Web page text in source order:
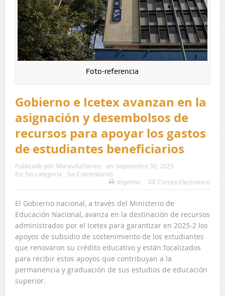
Foto-referencia
Gobierno e Icetex avanzan en la
asignación y desembolsos de
recursos para apoyar los gastos
de estudiantes beneficiarios
Publicado por: MaravillaStereo on: septiembre 30, 2025
En: Sin categoría
Sin Comentarios
Imprimir
Correo Electrónico
El Gobierno nacional, a través del Ministerio de
Educación Nacional, avanza en la destinación de recursos
administrados por el Icetex para garantizar en 2025-2 los
apoyos de subsidio de sostenimiento de los estudiantes
que renovaron su crédito educativo y están focalizados
para recibir estos apoyos que contribuyan a la
permanencia y graduación de sus estudios de educación
superior.